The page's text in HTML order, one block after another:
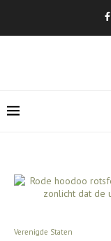
Verenigde Staten